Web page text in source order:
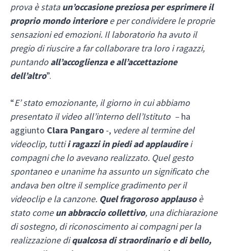
prova è stataun’occasione preziosa per esprimere il
proprio mondo interioree per condividere le proprie
sensazioni ed emozioni. Il laboratorio ha avuto il
pregio di riuscire a far collaborare tra loro i ragazzi,
puntandoall’accoglienza e all’accettazione
dell’altro”.
“E’ stato emozionante, il giorno in cui abbiamo
presentato il video all’interno dell’Istituto – ha
aggiunto Clara Pangaro -, vedere al termine del
videoclip, tuttii ragazzi in piedi ad applaudirei
compagni che lo avevano realizzato. Quel gesto
spontaneo e unanime ha assunto un significato che
andava ben oltre il semplice gradimento per il
videoclip e la canzone. Quel fragoroso applausoè
stato comeun abbraccio collettivo, una dichiarazione
di sostegno, di riconoscimento ai compagni per la
realizzazione diqualcosa di straordinario e di bello,